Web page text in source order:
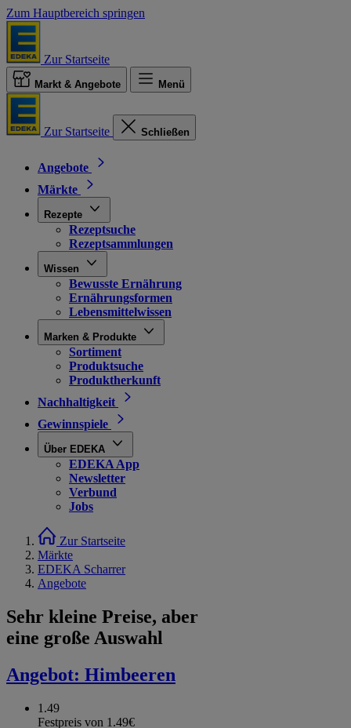
Zum Hauptbereich springen
Zur Startseite
Markt & Angebote Menü
Zur Startseite Schließen
Angebote
Märkte
Rezepte
Rezeptsuche
Rezeptsammlungen
Wissen
Bewusste Ernährung
Ernährungsformen
Lebensmittelwissen
Marken & Produkte
Sortiment
Produktsuche
Produktherkunft
Nachhaltigkeit
Gewinnspiele
Über EDEKA
EDEKA App
Newsletter
Verbund
Jobs
Zur Startseite
Märkte
EDEKA Scharrer
Angebote
Sehr kleine Preise, aber
eine große Auswahl
Angebot: Himbeeren
1.49
Festpreis von 1.49€